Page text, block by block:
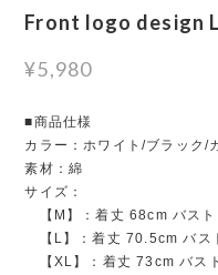
Front logo design
¥5,980
■商品仕様
カラー：ホワイト/ブラック/
素材：綿
サイズ：
【M】：着丈 68cm バス
【L】：着丈 70.5cm バス
【XL】：着丈 73cm バス